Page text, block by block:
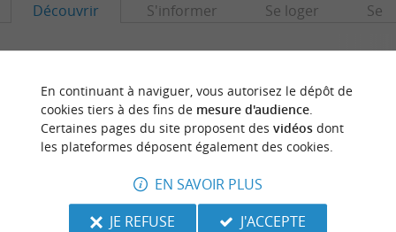
Découvrir S'informer Se loger Se
En continuant à naviguer, vous autorisez le dépôt de
cookies tiers à des fins de mesure d'audience.
Certaines pages du site proposent des vidéosdont
les plateformes déposent également des cookies.
EN SAVOIR PLUS
JE REFUSE
J'ACCEPTE